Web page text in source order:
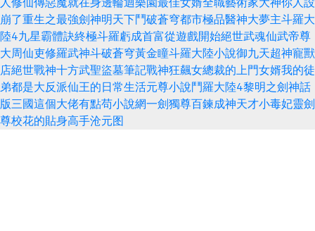
崩了重生之最強劍神明天下鬥破蒼穹都市極品醫神大夢主斗羅大
陸4九星霸體訣終極斗羅虧成首富從遊戲開始絕世武魂仙武帝尊
大周仙吏修羅武神斗破蒼穹黃金瞳斗羅大陸小說御九天超神寵獸
店絕世戰神十方武聖盜墓筆記戰神狂飆女總裁的上門女婿我的徒
弟都是大反派仙王的日常生活元尊小說鬥羅大陸4黎明之劍神話
版三國這個大佬有點苟小說網一劍獨尊百鍊成神天才小毒妃靈劍
尊校花的貼身高手沧元图